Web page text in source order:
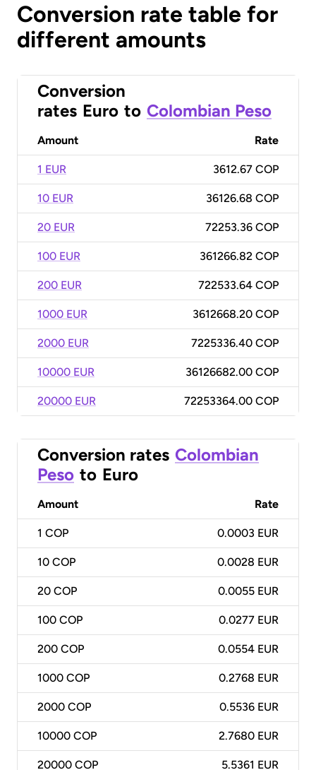
Conversion rate table for
different amounts
Conversion
rates Euro to Colombian Peso
Amount Rate
1 EUR 3612.67 COP
10 EUR 36126.68 COP
20 EUR 72253.36 COP
100 EUR 361266.82 COP
200 EUR 722533.64 COP
1000 EUR 3612668.20 COP
2000 EUR 7225336.40 COP
10000 EUR 36126682.00 COP
20000 EUR 72253364.00 COP
Conversion rates Colombian
Peso to Euro
Amount Rate
1 COP 0.0003 EUR
10 COP 0.0028 EUR
20 COP 0.0055 EUR
100 COP 0.0277 EUR
200 COP 0.0554 EUR
1000 COP 0.2768 EUR
2000 COP 0.5536 EUR
10000 COP 2.7680 EUR
20000 COP 5.5361 EUR